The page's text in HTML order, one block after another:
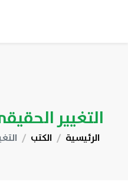
التغيير
الرئيسية الكتب